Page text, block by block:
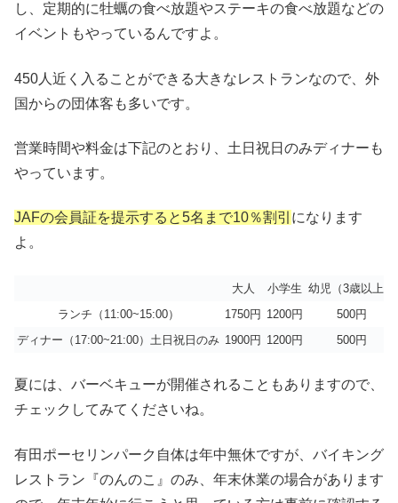
し、定期的に牡蠣の食べ放題やステーキの食べ放題などの
イベントもやっているんですよ。
450人近く入ることができる大きなレストランなので、外
国からの団体客も多いです。
営業時間や料金は下記のとおり、土日祝日のみディナーも
やっています。
JAFの会員証を提示すると5名まで10％割引 になります
よ。
大人 小学生 幼児（3歳以上）
ランチ（11:00~15:00）
1750円 1200円
500円
ディナー（17:00~21:00）土日祝日のみ 1900円 1200円 500円
夏には、バーベキューが開催されることもありますので、
チェックしてみてくださいね。
有田ポーセリンパーク自体は年中無休ですが、バイキング
レストラン『のんのこ』のみ、年末休業の場合があります